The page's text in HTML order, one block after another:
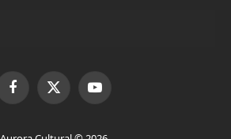
FacebookX
YouTube